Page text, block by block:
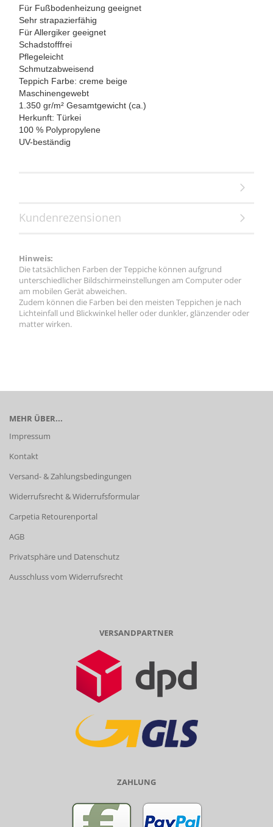
Für Fußbodenheizung geeignet
Sehr strapazierfähig
Für Allergiker geeignet
Schadstofffrei
Pflegeleicht
Schmutzabweisend
Teppich Farbe: creme beige
Maschinengewebt
1.350 gr/m² Gesamtgewicht (ca.)
Herkunft: Türkei
100 % Polypropylene
UV-beständig
Kundenrezensionen
Hinweis:
Die tatsächlichen Farben der Teppiche können aufgrund
unterschiedlicher Bildschirmeinstellungen am Computer oder
am mobilen Gerät abweichen.
Zudem können die Farben bei den meisten Teppichen je nach
Lichteinfall und Blickwinkel heller oder dunkler, glänzender oder
matter wirken.
MEHR ÜBER...
Impressum
Kontakt
Versand- & Zahlungsbedingungen
Widerrufsrecht & Widerrufsformular
Carpetia Retourenportal
AGB
Privatsphäre und Datenschutz
Ausschluss vom Widerrufsrecht
VERSANDPARTNER
ZAHLUNG